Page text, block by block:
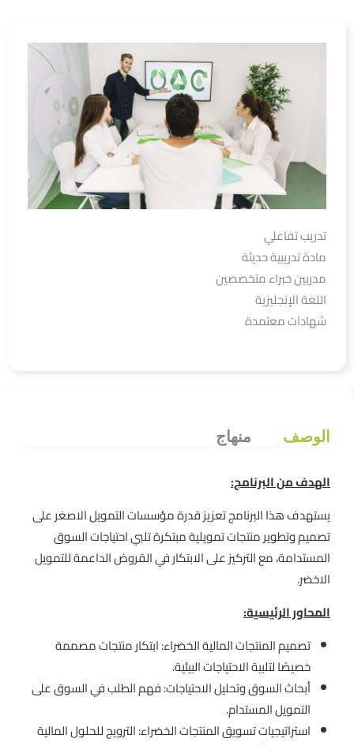
تدريب تفاعلي
مادة تدريبية حديثة
مدربين خبراء متخصصين
اللغة الإنجليزية
شهادات معتمدة
الوصف منهاج
الهدف من البرنامج:
يستهدف هذا البرنامج تعزيز قدرة مؤسسات التمويل الاصغر على
تصميم وتطوير منتجات تمويلية مبتكرة تلبي احتياجات السوق
المستدامة، مع التركيز على الابتكار في القروض الداعمة للتمويل
الاخضر.
المحاور الرئيسية:
تصميم المنتجات المالية الخضراء: ابتكار منتجات مصممة
خصيصًا لتلبية الاحتياجات البيئية.
أبحاث السوق وتحليل الاحتياجات: فهم الطلب في السوق على
التمويل المستدام.
استراتيجيات تسويق المنتجات الخضراء: الترويج للحلول المالية